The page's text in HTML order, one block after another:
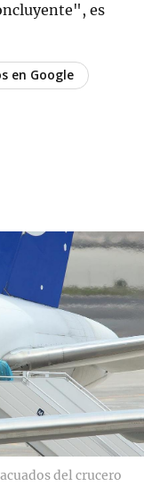
es
en Google
del crucero